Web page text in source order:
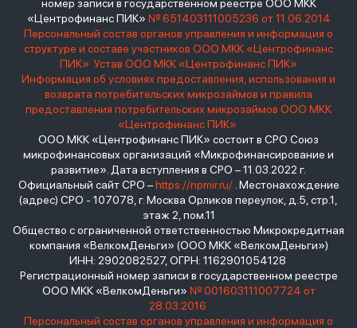
номер записи в государственном реестре ООО МКК
«Центрофинанс ПИК» № 651403111005236 от 11.06.2014
Персональный состав органов управления и информация о
структуре и составе участников ООО МКК «Центрофинанс
ПИК» Устав ООО МКК «Центрофинанс ПИК»
Информация об условиях предоставления, использования и
возврата потребительских микрозаймов и правила
предоставления потребительских микрозаймов ООО МКК
«Центрофинанс ПИК»
ООО МКК «Центрофинанс ПИК» состоит в СРО Союз
микрофинансовых организаций «Микрофинансирование и
развитие». Дата вступления в СРО – 11.03.2022 г.
Официальный сайт СРО –https://npmir.ru/. Местонахождение
(адрес) СРО - 107078, г. Москва Орликов переулок, д.5, стр.1,
этаж 2, пом.11
Общество с ограниченной ответственностью Микрокредитная
компания «ВелкомДеньги» (ООО МКК «ВелкомДеньги»)
ИНН: 2902082527, ОГРН: 1162901054128
Регистрационный номер записи в государственном реестре
ООО МКК «ВелкомДеньги» № 001603111007724 от
28.03.2016
Персональный состав органов управления и информация о